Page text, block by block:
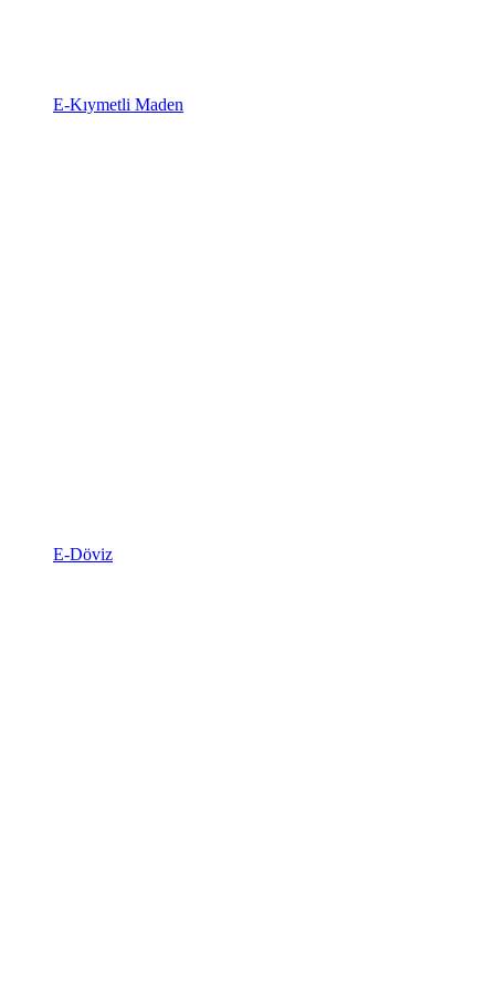
E-Kıymetli Maden
E-Döviz